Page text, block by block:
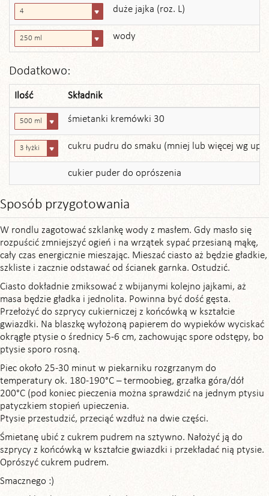
4 duże jajka (roz. L)
250 ml wody
Dodatkowo:
Ilość Składnik
500 ml śmietanki kremówki 30
3 łyżki cukru pudru do smaku (mniej lub więcej wg
cukier puder do oprószenia
Sposób przygotowania
W rondlu zagotować szklankę wody z masłem. Gdy masło się
rozpuścić zmniejszyć ogień i na wrzątek sypać przesianą mąkę,
cały czas energicznie mieszając. Mieszać ciasto aż będzie gładkie,
szkliste i zacznie odstawać od ścianek garnka. Ostudzić.
Ciasto dokładnie zmiksować z wbijanymi kolejno jajkami, aż
masa będzie gładka i jednolita. Powinna być dość gęsta.
Przełożyć do szprycy cukierniczej z końcówką w kształcie
gwiazdki. Na blaszkę wyłożoną papierem do wypieków wyciskać
okrągłe ptysie o średnicy 5-6 cm, zachowując spore odstępy, bo
ptysie sporo rosną.
Piec około 25-30 minut w piekarniku rozgrzanym do
temperatury ok. 180-190°C – termoobieg, grzałka góra/dół
200°C (pod koniec pieczenia można sprawdzić na jednym ptysiu
patyczkiem stopień upieczenia.
Ptysie przestudzić, przeciąć wzdłuż na dwie części.
Śmietanę ubić z cukrem pudrem na sztywno. Nałożyć ją do
szprycy z końcówką w kształcie gwiazdki i przekładać nią ptysie.
Oprószyć cukrem pudrem.
Smacznego :)